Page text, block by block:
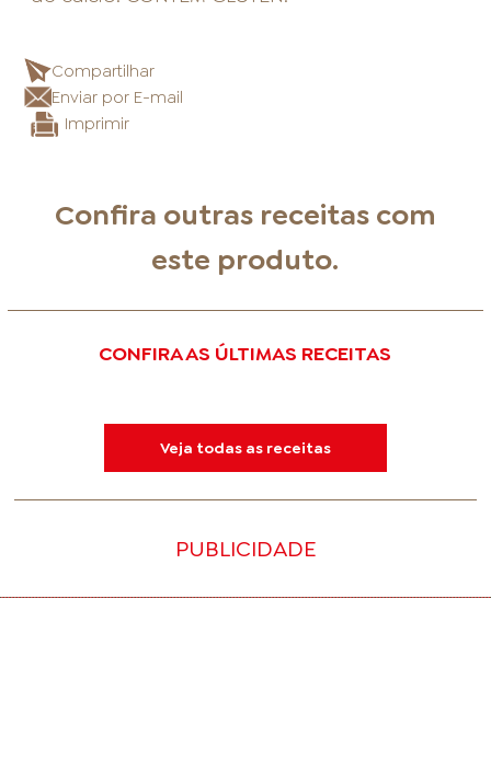
Compartilhar
Enviar por E-mail
Imprimir
Confira outras receitas com
este produto.
CONFIRA AS ÚLTIMAS RECEITAS
Veja todas as receitas
PUBLICIDADE